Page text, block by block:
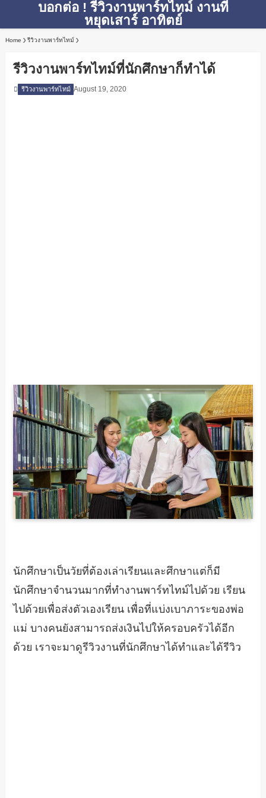
บอกต่อ ! รีวิวงานพาร์ทไทม์ งานที่
หยุดเสาร์ อาทิตย์
Home รีวิวงานพาร์ทไทม์
รีวิวงานพาร์ทไทม์ที่นักศึกษาก็ทำได้
รีวิวงานพาร์ทไทม์ August 19, 2020
นักศึกษาเป็นวัยที่ต้องเล่าเรียนและศึกษาแต่ก็มี
นักศึกษาจำนวนมากที่ทำงานพาร์ทไทม์ไปด้วย เรียน
ไปด้วยเพื่อส่งตัวเองเรียน เพื่อที่แบ่งเบาภาระของพ่อ
แม่ บางคนยังสามารถส่งเงินไปให้ครอบครัวได้อีก
ด้วย เราจะมาดูรีวิวงานที่นักศึกษาได้ทำและได้รีวิว